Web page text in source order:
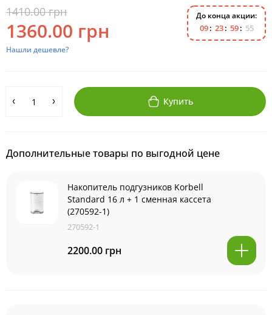
1410.00 грн
1360.00 грн
Нашли дешевле?
До конца акции:
09 23 59 54
Купить
Дополнительные товары по выгодной цене
Накопитель подгузников Korbell
Standard 16 л + 1 сменная кассета
(270592-1)
270592-1
2200.00 грн